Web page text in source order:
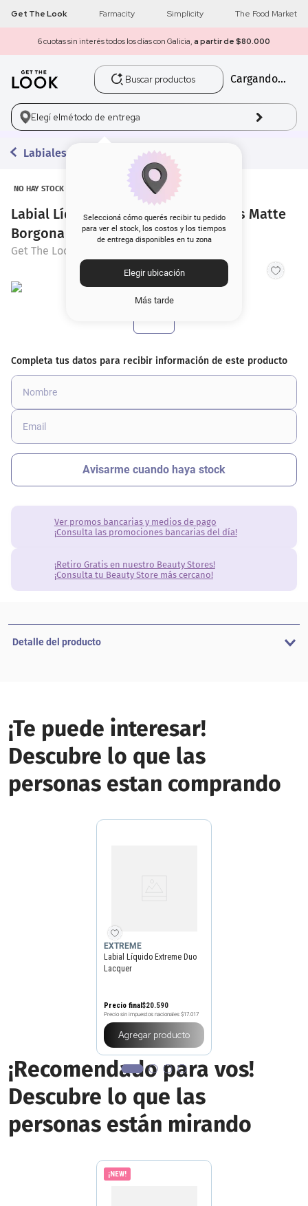
Get The Look Farmacity Simplicity The Food Market
6 cuotas sin interés todos los días con Galicia, a partir de $80.000
Buscar productos
Cargando...
Elegí elmétodo de entrega
Seleccioná cómo querés recibir tu pedido
para ver el stock, los costos y los tiempos
de entrega disponibles en tu zona
Elegir ubicación
Más tarde
Labiales Líquidos
NO HAY STOCK
Labial Líquido Get The Look 16 hours Matte
Borgona
Get The Look
Ver promos bancarias y medios de pago
¡Consulta las promociones bancarias del día!
¡Retiro Gratis en nuestro Beauty Stores!
¡Consulta tu Beauty Store más cercano!
Detalle del producto
¡Te puede interesar!
Descubre lo que las
personas estan comprando
EXTREME
Labial Líquido Extreme Duo
Lacquer
Precio final$20.590
Precio sin impuestos nacionales $17.017
Agregar producto
¡Recomendado para vos!
Descubre lo que las
personas están mirando
¡NEW!
1 get the look
2 máscara pestañas
3.
5 corrector
rubor
10. nyx